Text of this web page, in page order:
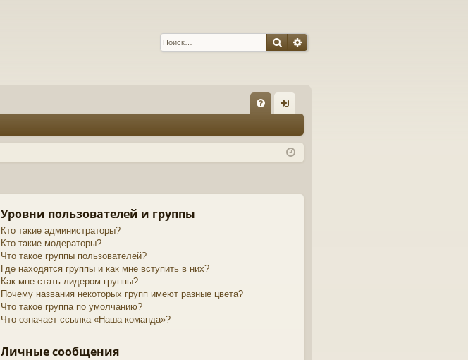
ПоискРасширенный поиск
Q д
Уровни пользователей и группы
Кто такие администраторы?
Кто такие модераторы?
Что такое группы пользователей?
Где находятся группы и как мне вступить в них?
Как мне стать лидером группы?
Почему названия некоторых групп имеют разные цвета?
Что такое группа по умолчанию?
Что означает ссылка «Наша команда»?
Личные сообщения